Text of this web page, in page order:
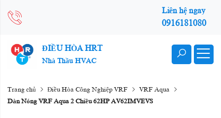
Liên hệ ngay
0916181080
ĐIỀU HÒA HRT
Nhà Thầu HVAC
Trang chủ Điều Hòa Công Nghiệp VRF
VRF Aqua
Dàn Nóng VRF Aqua 2 Chiều 62HP AV62IMVEVS